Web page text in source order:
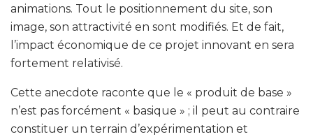
animations. Tout le positionnement du site, son
image, son attractivité en sont modifiés. Et de fait,
l’impact économique de ce projet innovant en sera
fortement relativisé.
Cette anecdote raconte que le « produit de base »
n’est pas forcément « basique » ; il peut au contraire
constituer un terrain d’expérimentation et